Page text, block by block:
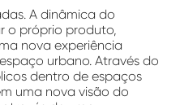
A dinâmica do
o próprio produto,
nova experiência
urbano. Através do
dentro de espaços
uma nova visão do